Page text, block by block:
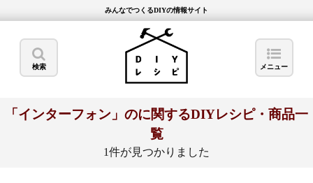
みんなでつくるDIYの情報サイト
検索 メニュー
「インターフォン」のに関するDIYレシピ・商品一
覧
1件が見つかりました